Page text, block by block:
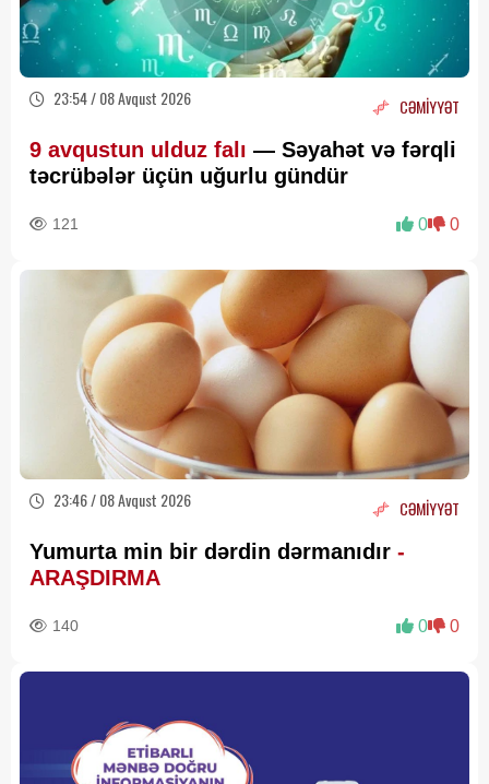
23:54 / 08 Avqust 2026 CƏMİYYƏT
9 avqustun ulduz falı — Səyahət və fərqli
təcrübələr üçün uğurlu gündür
121 0 0
23:46 / 08 Avqust 2026 CƏMİYYƏT
Yumurta min bir dərdin dərmanıdır -
ARAŞDIRMA
140 0 0